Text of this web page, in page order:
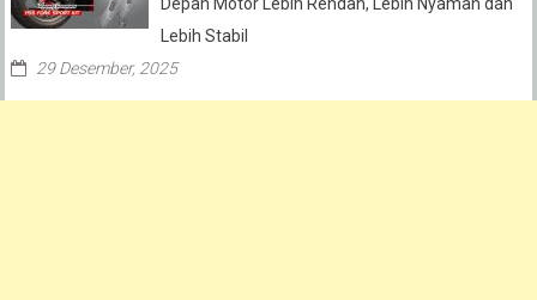
Lebih Stabil
29 Desember, 2025